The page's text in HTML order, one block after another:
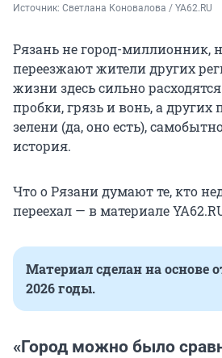
Источник: Светлана Коновалова / YA62.RU
Рязань не город-миллионник,
переезжают жители других
жизни здесь сильно
пробки, грязь и вонь, а других
зелени (да, оно есть),
история.
Что о Рязани думают те, кто
переехал — в материале
Материал сделан на основе
2026 годы.
«Город можно было